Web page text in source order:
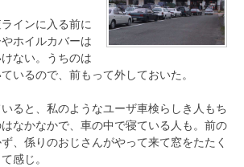
インに入る前に
ホイルカバーは
ない。うちのは
いるので、前もって外しておいた。
ると、私のようなユーザ車検らしき人もち
なかなかで、車の中で寝ている人も。前の
、係りのおじさんがやって来て窓をたたく
感じ。